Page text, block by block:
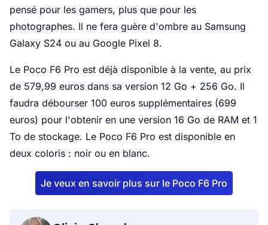
pensé pour les gamers, plus que pour les
photographes. Il ne fera guère d'ombre au Samsung
Galaxy S24 ou au Google Pixel 8.
Le Poco F6 Pro est déjà disponible à la vente, au prix
de 579,99 euros dans sa version 12 Go + 256 Go. Il
faudra débourser 100 euros supplémentaires (699
euros) pour l'obtenir en une version 16 Go de RAM et 1
To de stockage. Le Poco F6 Pro est disponible en
deux coloris : noir ou en blanc.
Je veux en savoir plus sur le Poco F6 Pro